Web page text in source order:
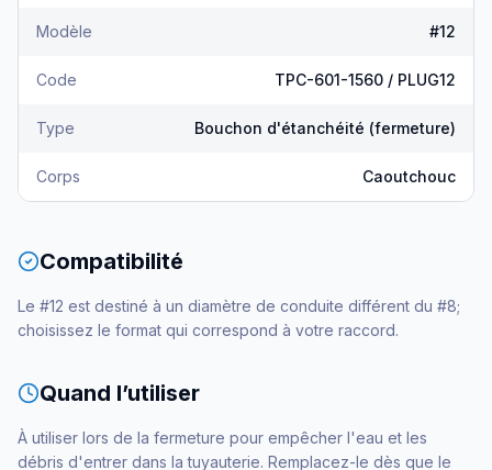
Modèle #12
Code TPC-601-1560 / PLUG12
Type Bouchon d'étanchéité (fermeture)
Corps Caoutchouc
Compatibilité
Le #12 est destiné à un diamètre de conduite différent du #8;
choisissez le format qui correspond à votre raccord.
Quand l’utiliser
À utiliser lors de la fermeture pour empêcher l'eau et les
débris d'entrer dans la tuyauterie. Remplacez-le dès que le